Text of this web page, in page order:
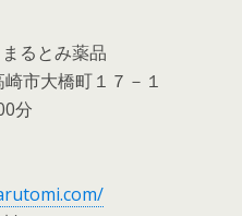
るとみ薬品
市大橋町１７－１
分